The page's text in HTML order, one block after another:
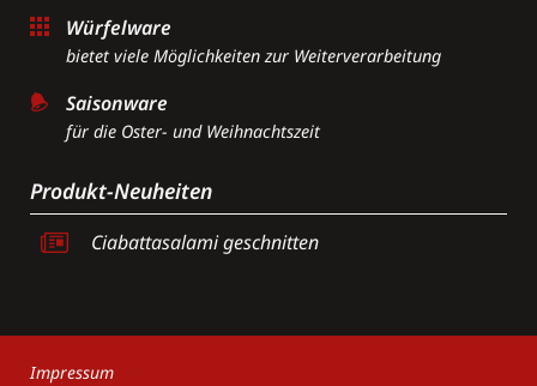
Würfelware
bietet viele Möglichkeiten zur Weiterverarbeitung
Saisonware
für die Oster- und Weihnachtszeit
Produkt-Neuheiten
Ciabattasalami geschnitten
Navigation
Impressum